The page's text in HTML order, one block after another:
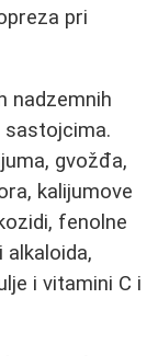
pri
nadzemnih
sastojcima.
gvožđa,
kalijumove
fenolne
i vitamini C i